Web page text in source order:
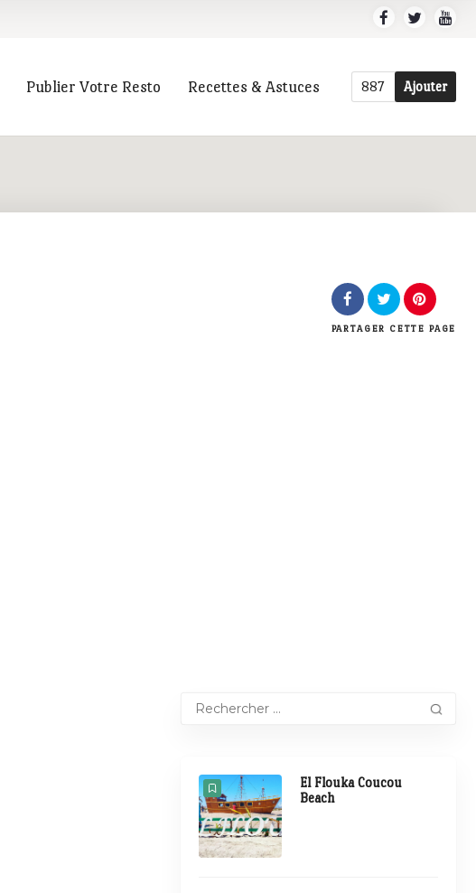
Publier Votre Resto Recettes & Astuces 887 Ajouter
PARTAGER CETTE PAGE
El Flouka Coucou
Beach